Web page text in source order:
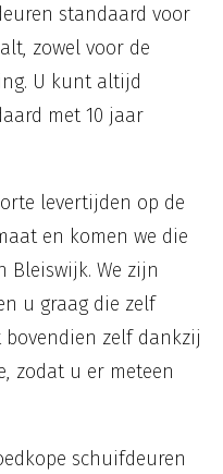
standaard voor
zowel voor de
U kunt altijd
met 10 jaar
levertijden op de
en komen we die
We zijn
u graag die zelf
zelf dankzij
zodat u er meteen
schuifdeuren